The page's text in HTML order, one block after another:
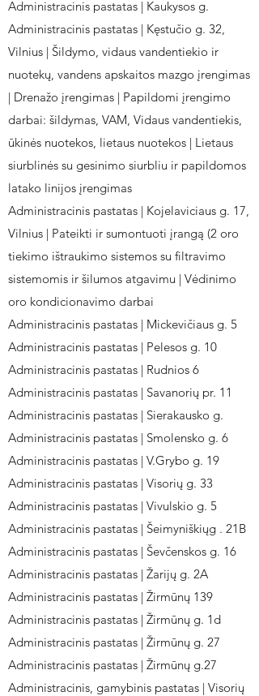
Administracinis pastatas | Kaukysos g.
Administracinis pastatas | Kęstučio g. 32,
Vilnius | Šildymo, vidaus vandentiekio ir
nuotekų, vandens apskaitos mazgo įrengimas
| Drenažo įrengimas | Papildomi įrengimo
darbai: šildymas, VAM, Vidaus vandentiekis,
ūkinės nuotekos, lietaus nuotekos | Lietaus
siurblinės su gesinimo siurbliu ir papildomos
latako linijos įrengimas
Administracinis pastatas | Kojelaviciaus g. 17,
Vilnius | Pateikti ir sumontuoti įrangą (2 oro
tiekimo ištraukimo sistemos su filtravimo
sistemomis ir šilumos atgavimu | Vėdinimo
oro kondicionavimo darbai
Administracinis pastatas | Mickevičiaus g. 5
Administracinis pastatas | Pelesos g. 10
Administracinis pastatas | Rudnios 6
Administracinis pastatas | Savanorių pr. 11
Administracinis pastatas | Sierakausko g.
Administracinis pastatas | Smolensko g. 6
Administracinis pastatas | V.Grybo g. 19
Administracinis pastatas | Visorių g. 33
Administracinis pastatas | Vivulskio g. 5
Administracinis pastatas | Šeimyniškiųg . 21B
Administracinis pastatas | Ševčenskos g. 16
Administracinis pastatas | Žarijų g. 2A
Administracinis pastatas | Žirmūnų 139
Administracinis pastatas | Žirmūnų g. 1d
Administracinis pastatas | Žirmūnų g. 27
Administracinis pastatas | Žirmūnų g.27
Administracinis, gamybinis pastatas | Visorių